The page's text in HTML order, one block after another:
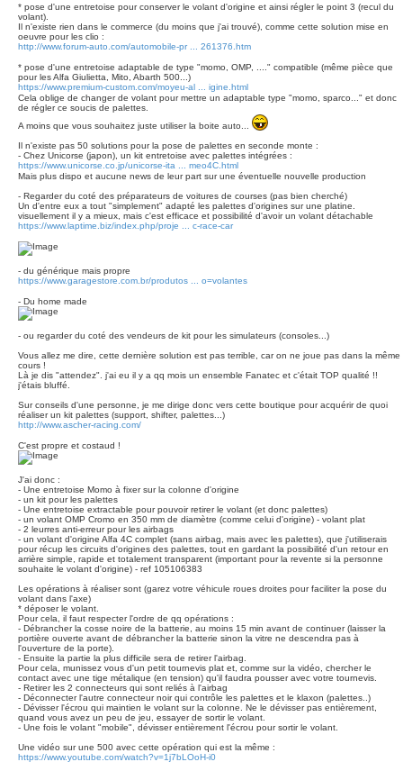
* pose d'une entretoise pour conserver le volant d'origine et ainsi régler le point 3 (recul du
volant).
Il n'existe rien dans le commerce (du moins que j'ai trouvé), comme cette solution mise en
oeuvre pour les clio :
http://www.forum-auto.com/automobile-pr ... 261376.htm
* pose d'une entretoise adaptable de type "momo, OMP, ...." compatible (même pièce que
pour les Alfa Giulietta, Mito, Abarth 500...)
https://www.premium-custom.com/moyeu-al ... igine.html
Cela oblige de changer de volant pour mettre un adaptable type "momo, sparco..." et donc
de régler ce soucis de palettes.
A moins que vous souhaitez juste utiliser la boite auto...
Il n'existe pas 50 solutions pour la pose de palettes en seconde monte :
- Chez Unicorse (japon), un kit entretoise avec palettes intégrées :
https://www.unicorse.co.jp/unicorse-ita ... meo4C.html
Mais plus dispo et aucune news de leur part sur une éventuelle nouvelle production
- Regarder du coté des préparateurs de voitures de courses (pas bien cherché)
Un d'entre eux a tout "simplement" adapté les palettes d'origines sur une platine.
visuellement il y a mieux, mais c'est efficace et possibilité d'avoir un volant détachable
https://www.laptime.biz/index.php/proje ... c-race-car
- du générique mais propre
https://www.garagestore.com.br/produtos ... o=volantes
- Du home made
- ou regarder du coté des vendeurs de kit pour les simulateurs (consoles...)
Vous allez me dire, cette dernière solution est pas terrible, car on ne joue pas dans la même
cours !
Là je dis "attendez". j'ai eu il y a qq mois un ensemble Fanatec et c'était TOP qualité !!
j'étais bluffé.
Sur conseils d'une personne, je me dirige donc vers cette boutique pour acquérir de quoi
réaliser un kit palettes (support, shifter, palettes...)
http://www.ascher-racing.com/
C'est propre et costaud !
J'ai donc :
- Une entretoise Momo à fixer sur la colonne d'origine
- un kit pour les palettes
- Une entretoise extractable pour pouvoir retirer le volant (et donc palettes)
- un volant OMP Cromo en 350 mm de diamètre (comme celui d'origine) - volant plat
- 2 leurres anti-erreur pour les airbags
- un volant d'origine Alfa 4C complet (sans airbag, mais avec les palettes), que j'utiliserais
pour récup les circuits d'origines des palettes, tout en gardant la possibilité d'un retour en
arrière simple, rapide et totalement transparent (important pour la revente si la personne
souhaite le volant d'origine) - ref 105106383
Les opérations à réaliser sont (garez votre véhicule roues droites pour faciliter la pose du
volant dans l'axe)
* déposer le volant.
Pour cela, il faut respecter l'ordre de qq opérations :
- Débrancher la cosse noire de la batterie, au moins 15 min avant de continuer (laisser la
portière ouverte avant de débrancher la batterie sinon la vitre ne descendra pas à
l'ouverture de la porte).
- Ensuite la partie la plus difficile sera de retirer l'airbag.
Pour cela, munissez vous d'un petit tournevis plat et, comme sur la vidéo, chercher le
contact avec une tige métalique (en tension) qu'il faudra pousser avec votre tournevis.
- Retirer les 2 connecteurs qui sont reliés à l'airbag
- Déconnecter l'autre connecteur noir qui contrôle les palettes et le klaxon (palettes..)
- Dévisser l'écrou qui maintien le volant sur la colonne. Ne le dévisser pas entièrement,
quand vous avez un peu de jeu, essayer de sortir le volant.
- Une fois le volant "mobile", dévisser entièrement l'écrou pour sortir le volant.
Une vidéo sur une 500 avec cette opération qui est la même :
https://www.youtube.com/watch?v=1j7bLOoH-i0